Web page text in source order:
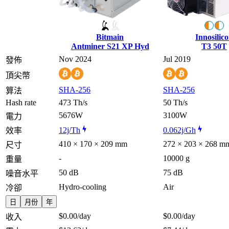
Bitmain
Antminer S21 XP Hyd
T3 50T
發佈
Nov 2024
Jul 2019
頂尖幣
算法
SHA-256
SHA-256
Hash rate
473 Th/s
50 Th/s
電力
5676W
3100W
效率
12j/Th
0.062j/Gh
尺寸
410 × 170 × 209 mm
272 × 203 × 268
重量
-
10000 g
噪音水平
50 dB
75 dB
冷卻
Hydro-cooling Air
日 月份 年
收入 $0.00/day $0.00/day